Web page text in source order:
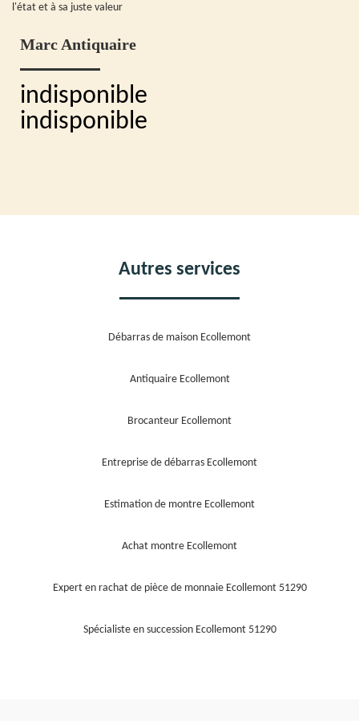
l'état et à sa juste valeur
Marc Antiquaire
indisponible
indisponible
Autres services
Débarras de maison Ecollemont
Antiquaire Ecollemont
Brocanteur Ecollemont
Entreprise de débarras Ecollemont
Estimation de montre Ecollemont
Achat montre Ecollemont
Expert en rachat de pièce de monnaie Ecollemont 51290
Spécialiste en succession Ecollemont 51290